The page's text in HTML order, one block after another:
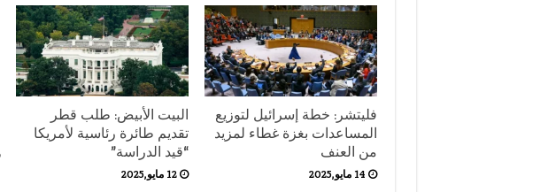
فليتشر: خطة إسرائيل لتوزيع
المساعدات بغزة غطاء لمزيد
من العنف
14 مايو,2025
البيت الأبيض: طلب قطر
تقديم طائرة رئاسية لأمريكا
“قيد الدراسة”
12 مايو,2025